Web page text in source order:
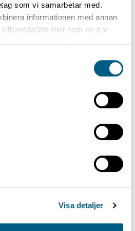
som vi samarbetar med.
informationen med annan
eller som de har
Visa detaljer